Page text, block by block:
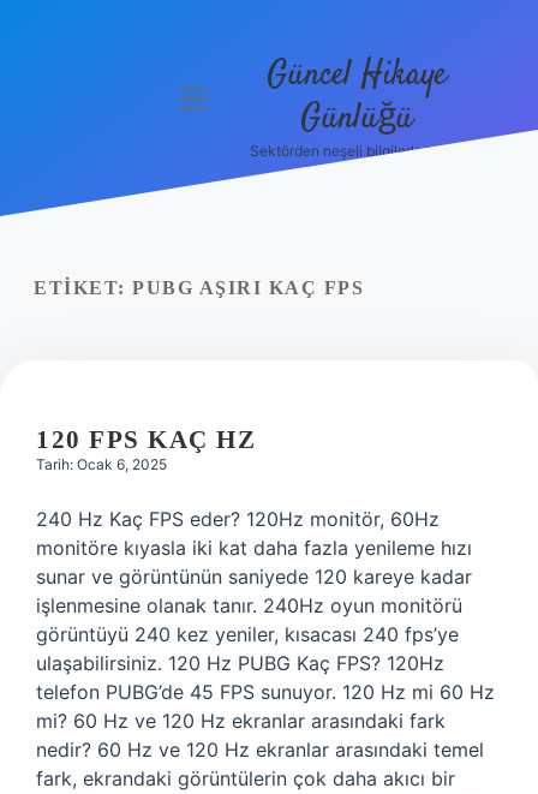
menüyü
Güncel Hikaye
Günlüğü
Sektörden neşeli bilgilerle tanış!
ETIKET: PUBG AŞIRI KAÇ FPS
120 FPS KAÇ HZ
Tarih: Ocak 6, 2025
240 Hz Kaç FPS eder? 120Hz monitör, 60Hz
monitöre kıyasla iki kat daha fazla yenileme hızı
sunar ve görüntünün saniyede 120 kareye kadar
işlenmesine olanak tanır. 240Hz oyun monitörü
görüntüyü 240 kez yeniler, kısacası 240 fps’ye
ulaşabilirsiniz. 120 Hz PUBG Kaç FPS? 120Hz
telefon PUBG’de 45 FPS sunuyor. 120 Hz mi 60 Hz
mi? 60 Hz ve 120 Hz ekranlar arasındaki fark
nedir? 60 Hz ve 120 Hz ekranlar arasındaki temel
fark, ekrandaki görüntülerin çok daha akıcı bir